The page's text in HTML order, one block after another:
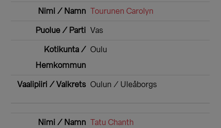
Tourunen Carolyn
Vas
Oulu
Oulun / Uleåborgs
Tatu Chanth